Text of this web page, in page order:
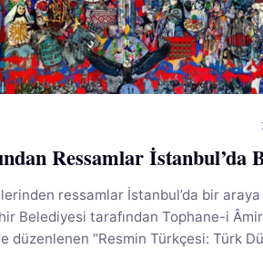
Ressamlar İstanbul’da
ressamlar İstanbul’da bir
Belediyesi tarafından Tophane-i
düzenlenen “Resmin Türkçesi: Türk